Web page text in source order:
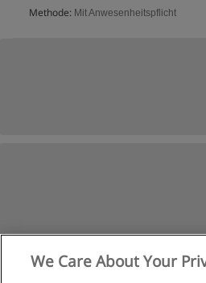
Methode: Mit Anwesenheitspflicht
We Care About Your